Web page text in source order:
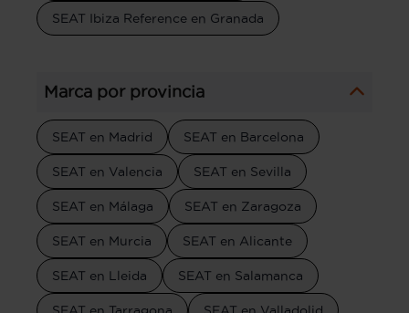
SEAT Ibiza Reference en Granada
Marca por provincia
SEAT en Madrid SEAT en Barcelona
SEAT en Valencia SEAT en Sevilla
SEAT en Málaga SEAT en Zaragoza
SEAT en Murcia SEAT en Alicante
SEAT en Lleida SEAT en Salamanca
SEAT en Tarragona SEAT en Valladolid